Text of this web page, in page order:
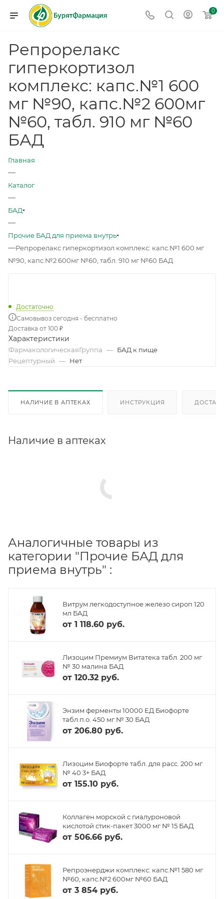
0
Репрорелакс
гиперкортизол
комплекс: капс.№1 600
мг №90, капс.№2 600мг
№60, табл. 910 мг №60
БАД
Главная
—
Каталог
—
БАД
—
Прочие БАД для приема внутрь
—Репрорелакс гиперкортизол комплекс: капс.№1 600 мг
№90, капс.№2 600мг №60, табл. 910 мг №60 БАД
Достаточно
Самовывоз сегодня - бесплатно
Доставка от 100 ₽
Характеристики
ФармакологическаяГруппа — БАД к пище
Рецептурный — Нет
НАЛИЧИЕ В АПТЕКАХ ИНСТРУКЦИЯ
Наличие в аптеках
Аналогичные товары из
категории "Прочие БАД для
приема внутрь" :
Витрум легкодоступное железо сироп 120
мл БАД
от 1 118.60 руб.
Лизоцим Премиум Витатека табл. 200 мг
№ 30 малина БАД
от 120.32 руб.
Энзим ферменты 10000 ЕД Биофорте
табл.п.о. 450 мг № 30 БАД
от 206.80 руб.
Лизоцим Биофорте табл. для расс. 200 мг
№ 40 3+ БАД
от 155.10 руб.
Коллаген морской с гиалуроновой
кислотой стик-пакет 3000 мг № 15 БАД
от 506.66 руб.
Репроэнерджи комплекс: капс.№1 580 мг
№60, капс.№2 600мг №60 БАД
от 3 854 руб.